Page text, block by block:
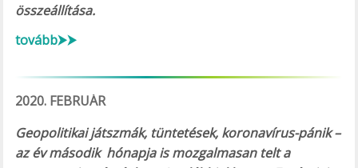
összeállítása.
tovább⮞⮞
2020. FEBRUÁR
Geopolitikai játszmák, tüntetések, koronavírus-pánik –
az év második hónapja is mozgalmasan telt a